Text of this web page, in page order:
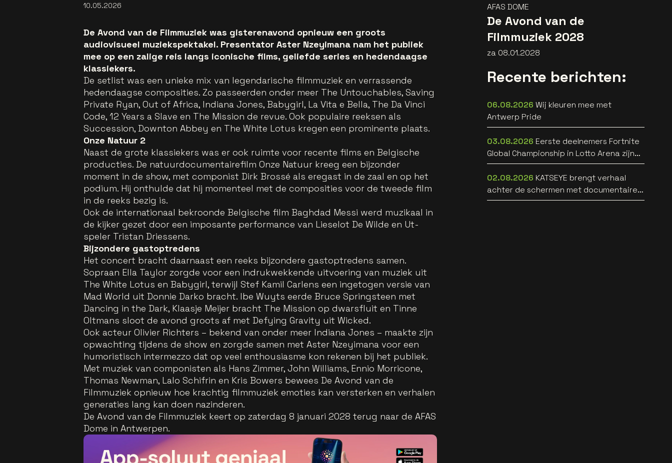
10.05.2026
De Avond van de Filmmuziek was gisterenavond opnieuw een groots
audiovisueel muziekspektakel. Presentator Aster Nzeyimana nam het publiek
mee op een zalige reis langs iconische films, geliefde series en hedendaagse
klassiekers.
De setlist was een unieke mix van legendarische filmmuziek en verrassende
hedendaagse composities. Zo passeerden onder meer The Untouchables, Saving
Private Ryan, Out of Africa, Indiana Jones, Babygirl, La Vita e Bella, The Da Vinci
Code, 12 Years a Slave en The Mission de revue. Ook populaire reeksen als
Succession, Downton Abbey en The White Lotus kregen een prominente plaats.
Onze Natuur 2
Naast de grote klassiekers was er ook ruimte voor recente films en Belgische
producties. De natuurdocumentairefilm Onze Natuur kreeg een bijzonder
moment in de show, met componist Dirk Brossé als eregast in de zaal en op het
podium. Hij onthulde dat hij momenteel met de composities voor de tweede film
in de reeks bezig is.
Ook de internationaal bekroonde Belgische film Baghdad Messi werd muzikaal in
de kijker gezet door een imposante performance van Lieselot De Wilde en Ut-
speler Tristan Driessens.
Bijzondere gastoptredens
Het concert bracht daarnaast een reeks bijzondere gastoptredens samen.
Sopraan Ella Taylor zorgde voor een indrukwekkende uitvoering van muziek uit
The White Lotus en Babygirl, terwijl Stef Kamil Carlens een ingetogen versie van
Mad World uit Donnie Darko bracht. Ibe Wuyts eerde Bruce Springsteen met
Dancing in the Dark, Klaasje Meijer bracht The Mission op dwarsfluit en Tinne
Oltmans sloot de avond groots af met Defying Gravity uit Wicked.
Ook acteur Olivier Richters – bekend van onder meer Indiana Jones – maakte zijn
opwachting tijdens de show en zorgde samen met Aster Nzeyimana voor een
humoristisch intermezzo dat op veel enthousiasme kon rekenen bij het publiek.
Met muziek van componisten als Hans Zimmer, John Williams, Ennio Morricone,
Thomas Newman, Lalo Schifrin en Kris Bowers bewees De Avond van de
Filmmuziek opnieuw hoe krachtig filmmuziek emoties kan versterken en verhalen
generaties lang kan doen nazinderen.
De Avond van de Filmmuziek keert op zaterdag 8 januari 2028 terug naar de AFAS
Dome in Antwerpen.
AFAS DOME
De Avond van de
Filmmuziek 2028
za 08.01.2028
Recente berichten:
06.08.2026 Wij kleuren mee met
Antwerp Pride
03.08.2026 Eerste deelnemers Fortnite
Global Championship in Lotto Arena zijn
bekend
02.08.2026 KATSEYE brengt verhaal
achter de schermen met documentaire
WILD HEARTS [trailer]